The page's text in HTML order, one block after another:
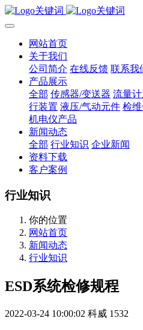
网站首页
关于我们
公司简介 在线反馈 联系我
产品展示
全部 传感器/变送器 流量计
行装置 液压/气动元件 检
机电仪产品
新闻动态
全部 行业知识 企业新闻
资料下载
客户案例
行业知识
你的位置
网站首页
新闻动态
行业知识
ESD系统检修规程
2022-03-24 10:00:02 科威 1532